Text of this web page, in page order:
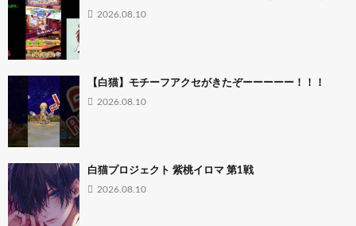
2026.08.10
【白猫】モチーフアクセがきたぞーーーーー！！！
2026.08.10
白猫プロジェクト 紫桃イロマ 第1戦
2026.08.10